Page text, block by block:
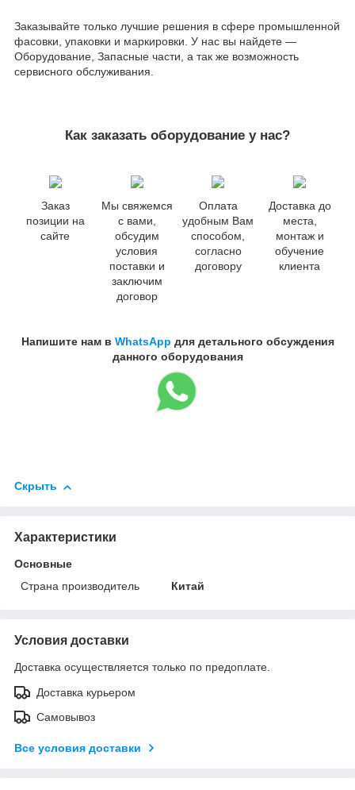
Заказывайте только лучшие решения в сфере промышленной
фасовки, упаковки и маркировки. У нас вы найдете —
Оборудование, Запасные части, а так же возможность
сервисного обслуживания.
Как заказать оборудование у нас?
Заказ
позиции на
сайте
Мы свяжемся
с вами,
обсудим
условия
поставки и
заключим
договор
Оплата
удобным Вам
способом,
согласно
договору
Доставка до
места,
монтаж и
обучение
клиента
Напишите нам в WhatsApp для детального обсуждения
данного оборудования
Скрыть
Характеристики
Основные
Страна производитель
Китай
Условия доставки
Доставка осуществляется только по предоплате.
Доставка курьером
Самовывоз
Все условия доставки